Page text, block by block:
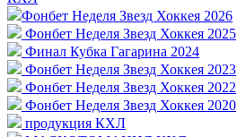
Фонбет Неделя Звезд Хоккея 2026
Фонбет Неделя Звезд Хоккея 2025
Финал Кубка Гагарина 2024
Фонбет Неделя Звезд Хоккея 2023
Фонбет Неделя Звезд Хоккея 2022
Фонбет Неделя Звезд Хоккея 2020
продукция КХЛ